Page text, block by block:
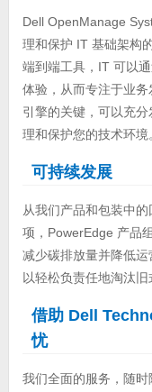
Dell OpenManage
理和保护 IT 基础架构
端到端工具，IT 可以
体验，从而专注于业
引擎的关键，可以充
理和保护您的技术环境
可持续发展
从我们产品和包装中
项，PowerEdge 产品
减少碳排放量并降低
以轻松负责任地淘汰旧
借助 Dell
忧
我们全面的服务，随